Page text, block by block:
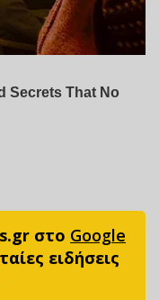
στο Google
ειδήσεις